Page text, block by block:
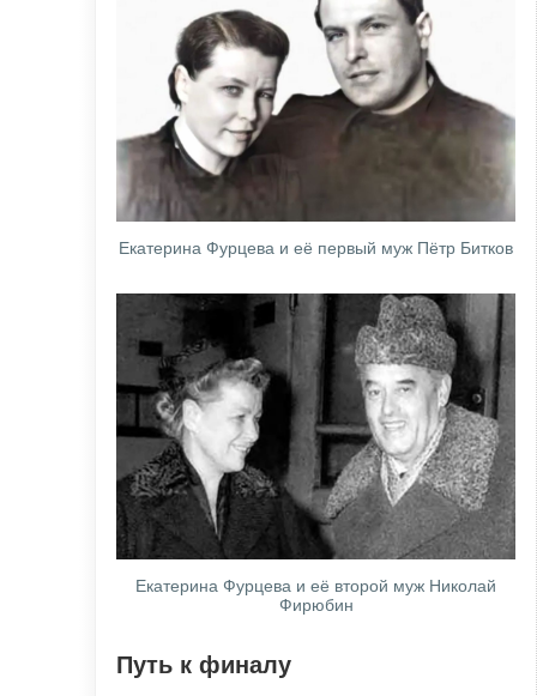
Екатерина Фурцева и её первый муж Пётр Битков
Екатерина Фурцева и её второй муж Николай
Фирюбин
Путь к финалу